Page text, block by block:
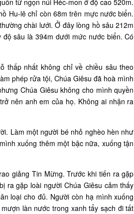
từ ngọn núi Héc-mon ở độ cao 520m.
Hu-lê chỉ còn 68m trên mực nước biển.
chài lưới. Ở đây lòng hồ sâu 212m
sâu là 394m dưới mức nước biển. Có
thấp nhất không chỉ về chiều sâu theo
phép rửa tội, Chúa Giêsu đã hoà mình
Chúa Giêsu không cho mình quyền
nên anh em của họ. Không ai nhận ra
Làm một người bé nhỏ nghèo hèn như
xuống thêm một bậc nữa, xuống tận
giảng Tin Mừng. Trước khi tiến ra gặp
ra gặp loài người Chúa Giêsu cảm thấy
loại cho đủ. Người còn hạ mình xuống
làn nước trong xanh tẩy sạch đi tất